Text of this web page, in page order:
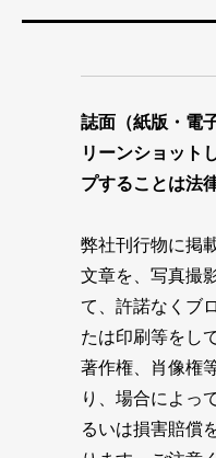
誌面（紙版・電
リーンショット
プすることは法
弊社刊行物に掲
文章を、写真撮
て、許諾なくブ
たは印刷等をし
著作権、肖像権
り、場合によっ
るいは損害賠償